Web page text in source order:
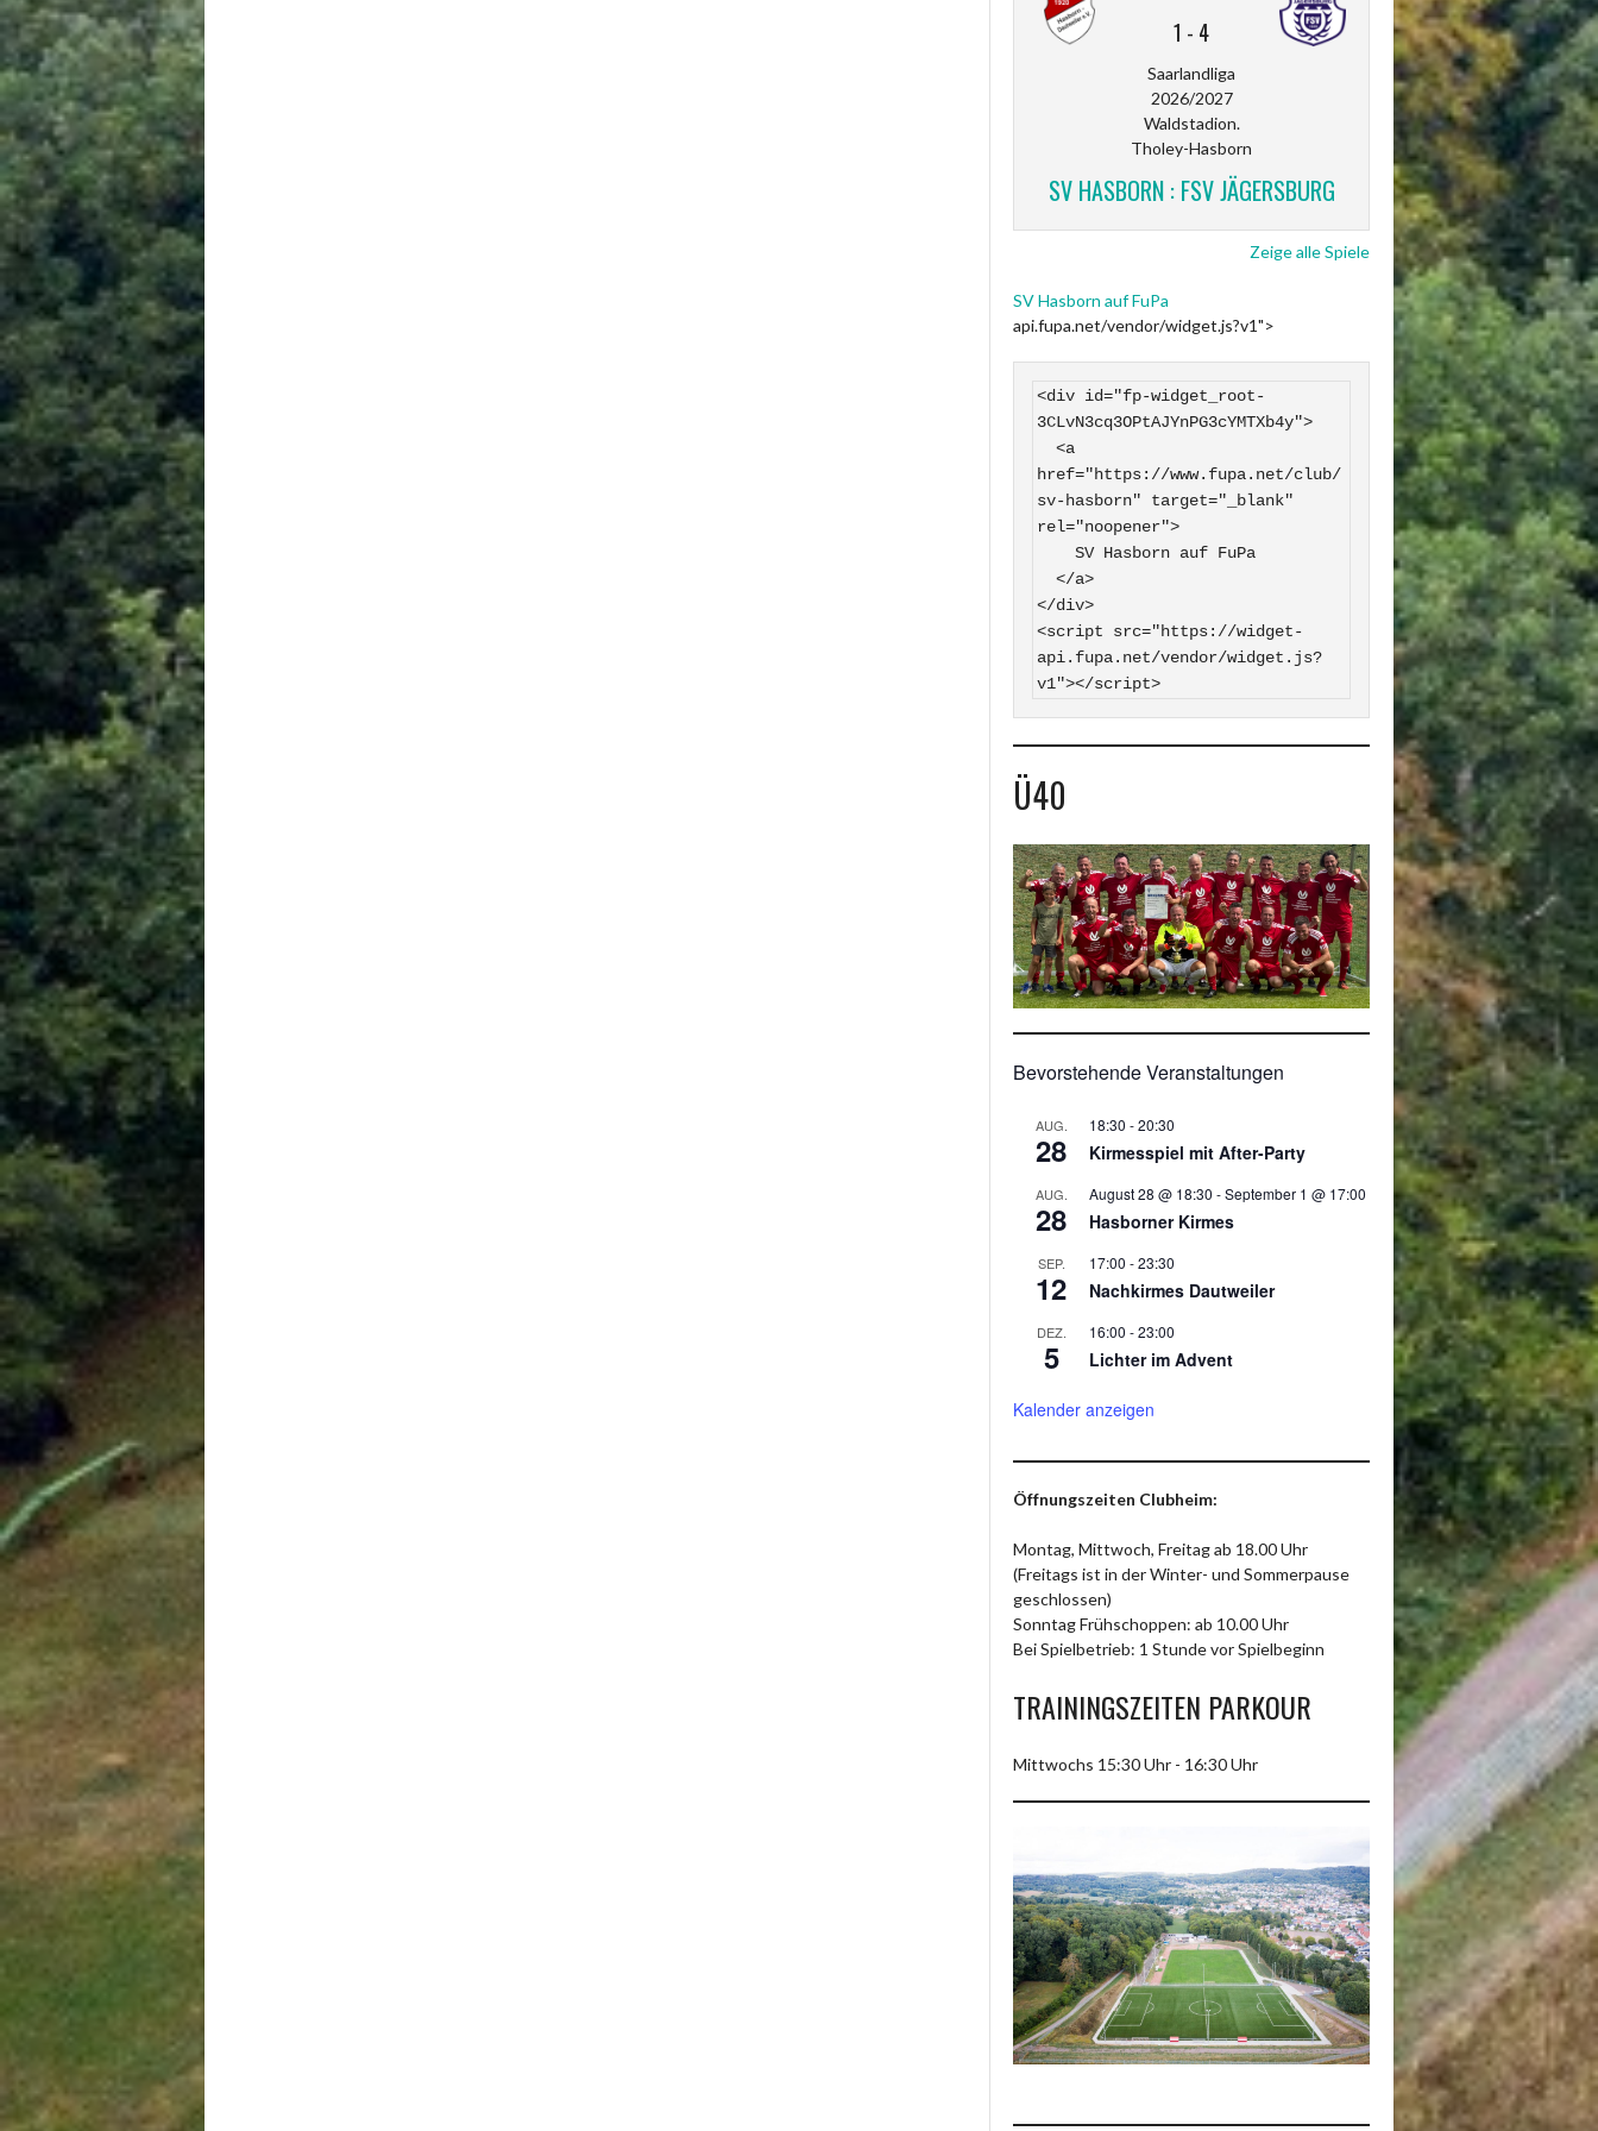
1 - 4
Saarlandliga
2026/2027
Waldstadion.
Tholey-Hasborn
SV HASBORN : FSV JÄGERSBURG
Zeige alle Spiele
SV Hasborn auf FuPa
api.fupa.net/vendor/widget.js?v1">
<div id="fp-widget_root-
3CLvN3cq3OPtAJYnPG3cYMTXb4y">
href="https://www.fupa.net/club/
sv-hasborn" target="_blank"
rel="noopener">
</div>
<script src="https://widget-
api.fupa.net/vendor/widget.js?
v1"></script>
Ü40
Bevorstehende Veranstaltungen
AUG.
28
18:30 -20:30
Kirmesspiel mit After-Party
AUG.
28
August 28 @ 18:30 -September 1 @ 17:00
Hasborner Kirmes
SEP.
12
17:00 -23:30
Nachkirmes Dautweiler
DEZ.
5
16:00 -23:00
Lichter im Advent
Kalender anzeigen
Öffnungszeiten Clubheim:
Montag, Mittwoch, Freitag ab 18.00 Uhr
(Freitags ist in der Winter- und Sommerpause
geschlossen)
Sonntag Frühschoppen: ab 10.00 Uhr
Bei Spielbetrieb: 1 Stunde vor Spielbeginn
TRAININGSZEITEN PARKOUR
Mittwochs 15:30 Uhr - 16:30 Uhr